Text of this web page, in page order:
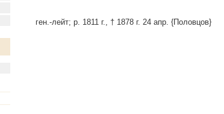
ген.-лейт; р. 1811 г., † 1878 г. 24 апр. {Половцов}